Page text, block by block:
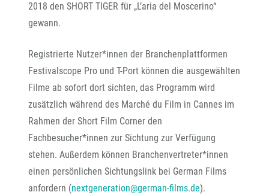
2018 den SHORT TIGER für „L’aria del Moscerino“
gewann.
Registrierte Nutzer*innen der Branchenplattformen
Festivalscope Pro und T-Port können die ausgewählten
Filme ab sofort dort sichten, das Programm wird
zusätzlich während des Marché du Film in Cannes im
Rahmen der Short Film Corner den
Fachbesucher*innen zur Sichtung zur Verfügung
stehen. Außerdem können Branchenvertreter*innen
einen persönlichen Sichtungslink bei German Films
anfordern (nextgeneration@german-films.de).